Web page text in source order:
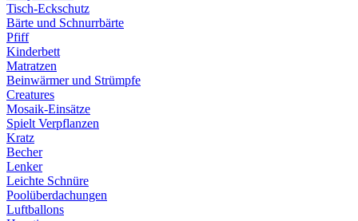
Tisch-Eckschutz
Bärte und Schnurrbärte
Pfiff
Kinderbett
Matratzen
Beinwärmer und Strümpfe
Creatures
Mosaik-Einsätze
Spielt Verpflanzen
Kratz
Becher
Lenker
Leichte Schnüre
Poolüberdachungen
Luftballons